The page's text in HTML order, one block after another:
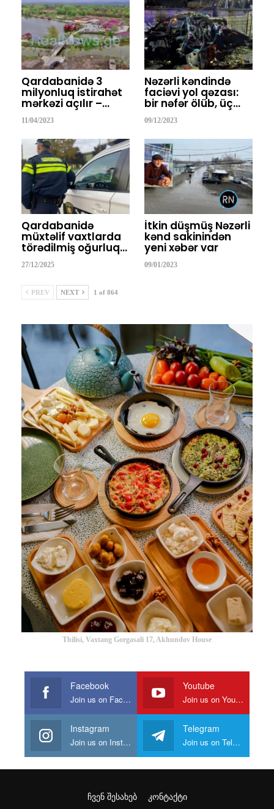
Qardabanidə 3
milyonluq istirahət
mərkəzi açılır –…
11/04/2023
Nəzərli kəndində
faciəvi yol qəzası:
bir nəfər ölüb, üç…
09/12/2023
Qardabanidə
müxtəlif vaxtlarda
törədilmiş oğurluq…
27/12/2025
İtkin düşmüş Nəzərli
kənd sakinindən
yeni xəbər var
09/01/2023
PREV NEXT 1 of 864
Tbilisi, Vaxtang Gorgasali 17, Akhundov House
Facebook
Join us on Facebook
Youtube
Join us on Youtube
Instagram
Join us on Instagram
Telegram
Join us on Telegram
ᲩᲕᲔᲜ ᲨᲔᲡᲐᲮᲔᲑ ᲙᲝᲜᲢᲐᲥᲢᲘ